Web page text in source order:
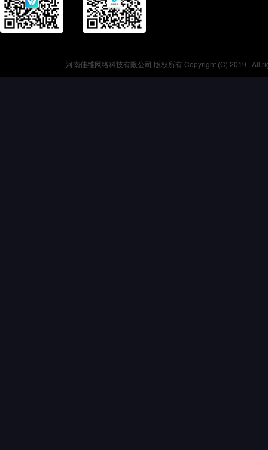
河南佳维网络科技有限公司 版权所有 Copyright (C) 2019 . All